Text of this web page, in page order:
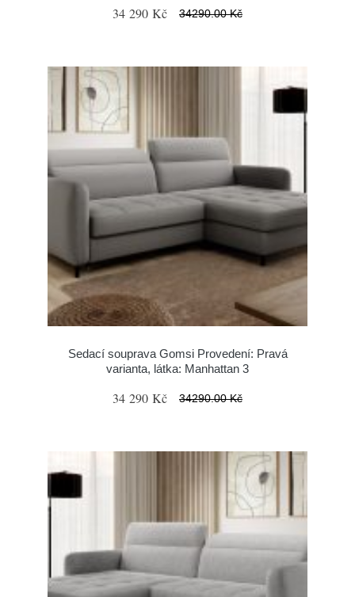
34 290 Kč 34290.00 Kč
Sedací souprava Gomsi Provedení: Pravá
varianta, látka: Manhattan 3
34 290 Kč 34290.00 Kč